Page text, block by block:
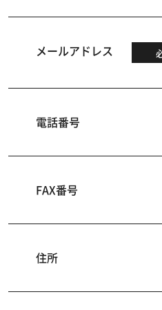
メールアドレス
電話番号
FAX番号
住所